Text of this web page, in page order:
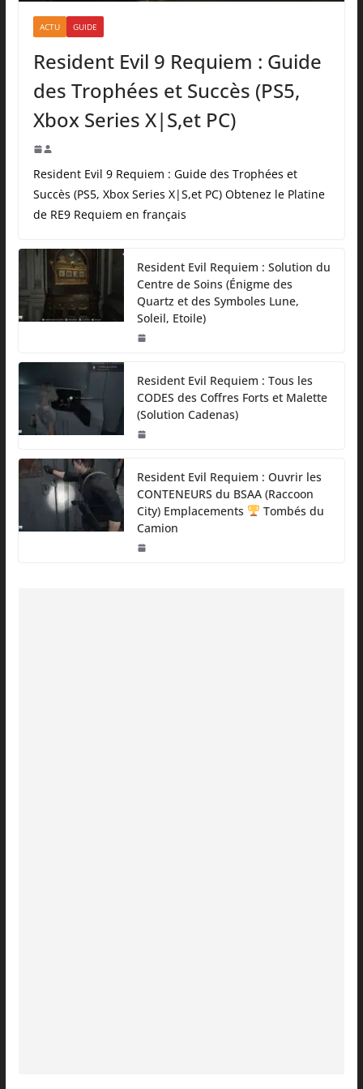
ACTU GUIDE
Resident Evil 9 Requiem : Guide
des Trophées et Succès (PS5,
Xbox Series X|S,et PC)
Resident Evil 9 Requiem : Guide des Trophées et
Succès (PS5, Xbox Series X|S,et PC) Obtenez le Platine
de RE9 Requiem en français
Resident Evil Requiem : Solution du
Centre de Soins (Énigme des
Quartz et des Symboles Lune,
Soleil, Etoile)
Resident Evil Requiem : Tous les
CODES des Coffres Forts et Malette
(Solution Cadenas)
Resident Evil Requiem : Ouvrir les
CONTENEURS du BSAA (Raccoon
City) Emplacements
Tombés du
Camion